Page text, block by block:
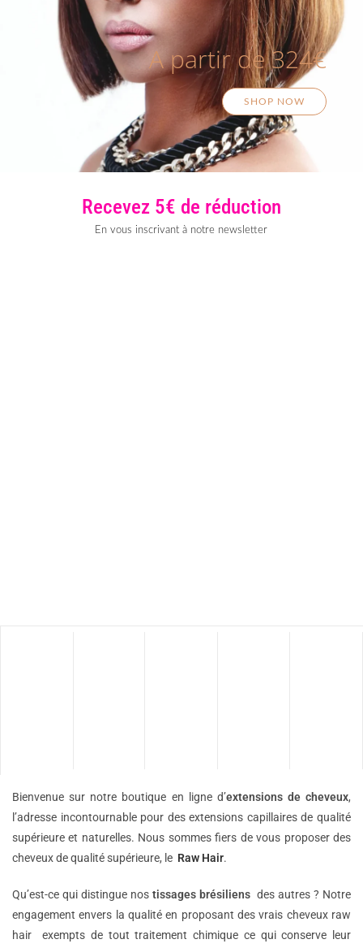
A partir de 324€
SHOP NOW
Recevez 5€ de réduction
En vous inscrivant à notre newsletter
Bienvenue sur notre boutique en ligne d’extensions decheveux,
l’adresse incontournable pour des extensions capillaires de qualité
supérieure et naturelles. Nous sommes fiers de vous proposer des
cheveux de qualité supérieure, le Raw Hair.
Qu’est-ce qui distingue nos tissages brésiliens des autres ? Notre
engagement envers la qualité en proposant des vrais cheveux raw
hair exempts de tout traitement chimique ce qui conserve leur